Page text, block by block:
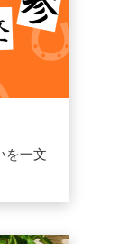
を一文